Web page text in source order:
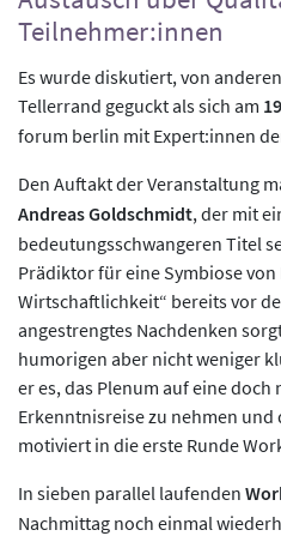
Teilnehmer:innen
Es wurde diskutiert, von
Tellerrand geguckt als sich am
forum berlin mit Expert:innen
Den Auftakt der Veranstaltung
Andreas Goldschmidt, der mit
bedeutungsschwangeren Titel
Prädiktor für eine Symbiose
Wirtschaftlichkeit“ bereits vor
angestrengtes Nachdenken
humorigen aber nicht weniger
er es, das Plenum auf eine doch
Erkenntnisreise zu nehmen
motiviert in die erste Runde
In sieben parallel laufenden
Nachmittag noch einmal